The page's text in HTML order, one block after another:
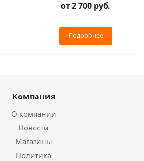
от2 700 руб.
Подробнее
Компания
О компании
Новости
Магазины
Политика